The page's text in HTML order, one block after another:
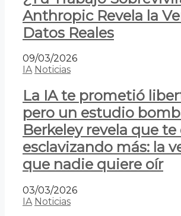
Anthropic Revela la
Datos Reales
09/03/2026
IA Noticias
La IA te prometió
pero un estudio
Berkeley revela que te
esclavizando más: la
que nadie quiere oír
03/03/2026
IA Noticias